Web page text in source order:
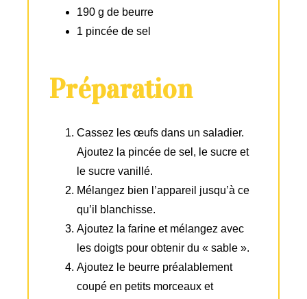
190 g de beurre
1 pincée de sel
Préparation
Cassez les œufs dans un saladier.
Ajoutez la pincée de sel, le sucre et
le sucre vanillé.
Mélangez bien l’appareil jusqu’à ce
qu’il blanchisse.
Ajoutez la farine et mélangez avec
les doigts pour obtenir du « sable ».
Ajoutez le beurre préalablement
coupé en petits morceaux et